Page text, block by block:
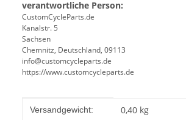
verantwortliche Person:
CustomCycleParts.de
Kanalstr. 5
Sachsen
Chemnitz, Deutschland, 09113
info@customcycleparts.de
https://www.customcycleparts.de
Produkteigenschaft
Wert
Versandgewicht: 0,40 kg